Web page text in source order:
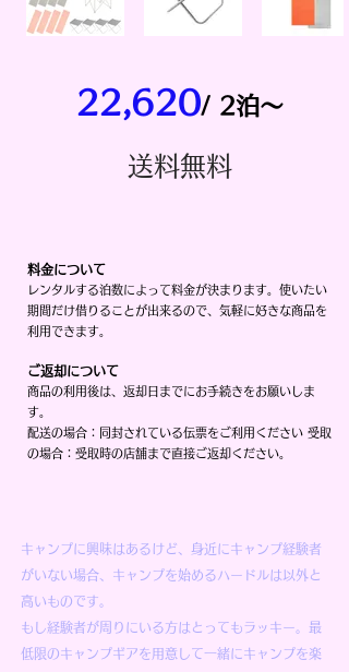
​送料無料
22,620/ 2泊～
料金について
レンタルする泊数によって料金が決まります。使いたい
期間だけ借りることが出来るので、気軽に好きな商品を
利用できます。
ご返却について
商品の利用後は、返却日までにお手続きをお願いしま
す。
配送の場合：同封されている伝票をご利用ください 受取
の場合：受取時の店舗まで直接ご返却ください。
キャンプに興味はあるけど、身近にキャンプ経験者
がいない場合、キャンプを始めるハードルは以外と
高いものです。
もし経験者が周りにいる方はとってもラッキー。最
低限のキャンプギアを用意して一緒にキャンプを楽